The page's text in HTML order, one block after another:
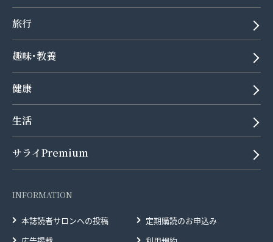
旅行
趣味･教養
健康
生活
サライPremium
INFORMATION
本誌読者サロンへの投稿
定期購読のお申込み